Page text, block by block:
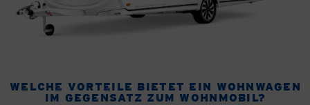
WELCHE VORTEILE BIETET EIN WOHNWAGEN
IM GEGENSATZ ZUM WOHNMOBIL?